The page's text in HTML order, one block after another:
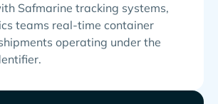
Safmarine tracking systems,
teams real-time container
operating under the